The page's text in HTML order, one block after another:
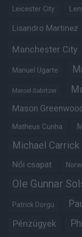
Leicester City
Lisandro Martinez
Manchester City
Manuel Ugarte
Marcel Sabitzer
Mason
Matheus Cunha
Michael Carrick
Női csapat
Ole Gunnar
Patrick Dorgu
Pénzügyek